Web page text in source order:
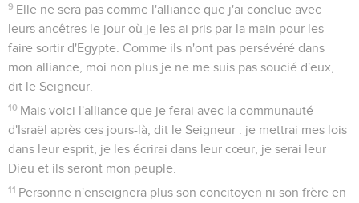
9 Elle ne sera pas comme l'alliance que j'ai conclue avec
leurs ancêtres le jour où je les ai pris par la main pour les
faire sortir d'Egypte. Comme ils n'ont pas persévéré dans
mon alliance, moi non plus je ne me suis pas soucié d'eux,
dit le Seigneur.
10 Mais voici l'alliance que je ferai avec la communauté
d'Israël après ces jours-là, dit le Seigneur : je mettrai mes lois
dans leur esprit, je les écrirai dans leur cœur, je serai leur
Dieu et ils seront mon peuple.
11 Personne n'enseignera plus son concitoyen ni son frère en